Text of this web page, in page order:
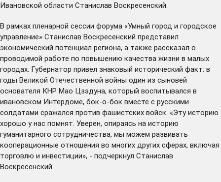
Ивановской области Станислав Воскресенский.
В рамках пленарной сессии форума «Умный город и городское
управление» Станислав Воскресенский представил
экономический потенциал региона, а также рассказал о
проводимой работе по повышению качества жизни в малых
городах. Губернатор привел знаковый исторический факт: в
годы Великой Отечественной войны один из сыновей
основателя КНР Мао Цзэдуна, который воспитывался в
ивановском Интердоме, бок-о-бок вместе с русскими
солдатами сражался против фашистских войск. «Эту историю
хорошо у нас помнят. Уверен, опираясь на историю
гуманитарного сотрудничества, мы можем развивать
кооперационные отношения во многих других сферах, включая
торговлю и инвестиции», - подчеркнул Станислав
Воскресенский.